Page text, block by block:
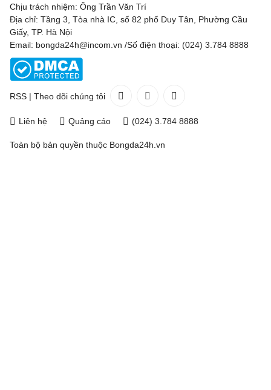
Chịu trách nhiệm: Ông Trần Văn Trí
Địa chỉ: Tầng 3, Tòa nhà IC, số 82 phố Duy Tân, Phường Cầu
Giấy, TP. Hà Nội
Email: bongda24h@incom.vn /Số điện thoại: (024) 3.784 8888
RSS | Theo dõi chúng tôi
Liên hệ Quảng cáo (024) 3.784 8888
Toàn bộ bản quyền thuộc Bongda24h.vn